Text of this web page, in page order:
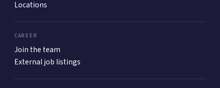
Locations
CAREER
Join the team
External job listings